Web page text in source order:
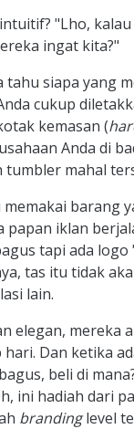
"Lho, kalau
ingat kita?"
tahu siapa yang
cukup
kemasan (
Anda di
tumbler mahal
memakai barang
papan iklan
tapi ada logo
tas itu tidak
lain.
elegan, mereka
hari. Dan ketika
beli di
ini hadiah dari
brandinglevel